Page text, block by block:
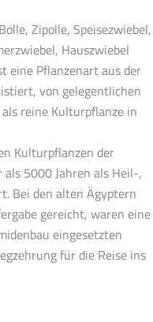
Zipolle, Speisezwiebel,
Hauszwiebel
eine Pflanzenart aus der
von gelegentlichen
reine Kulturpflanze in
Kulturpflanzen der
5000 Jahren als Heil-,
Bei den alten Ägyptern
gereicht, waren eine
eingesetzten
für die Reise ins